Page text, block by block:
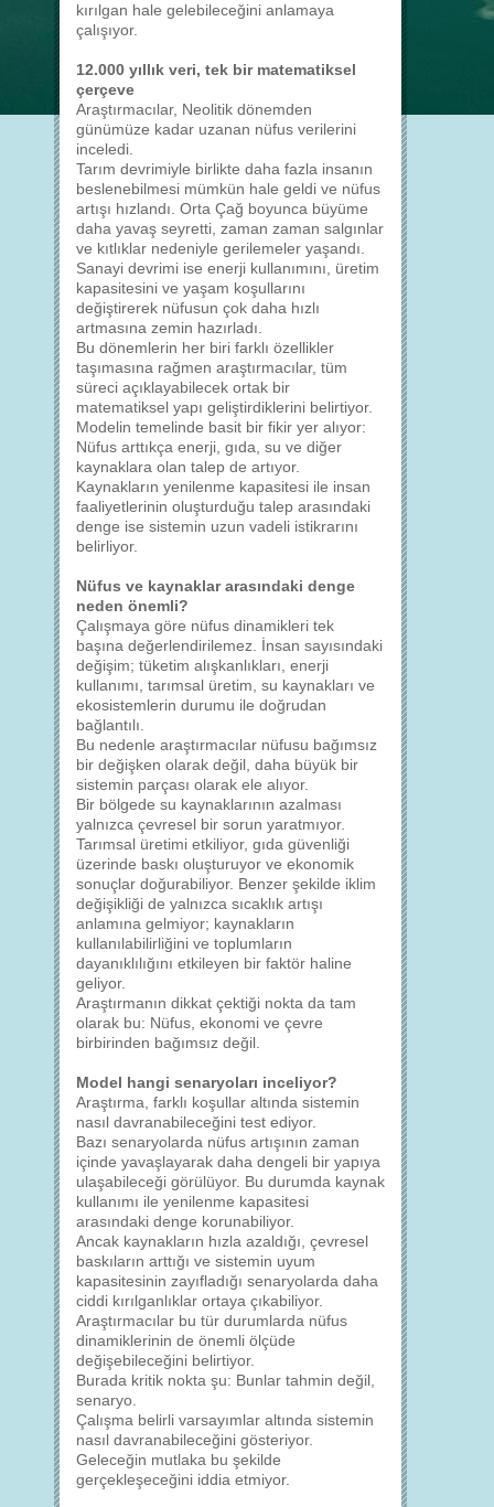
kırılgan hale gelebileceğini anlamaya
çalışıyor.
12.000 yıllık veri, tek bir matematiksel
çerçeve
Araştırmacılar, Neolitik dönemden
günümüze kadar uzanan nüfus verilerini
inceledi.
Tarım devrimiyle birlikte daha fazla insanın
beslenebilmesi mümkün hale geldi ve nüfus
artışı hızlandı. Orta Çağ boyunca büyüme
daha yavaş seyretti, zaman zaman salgınlar
ve kıtlıklar nedeniyle gerilemeler yaşandı.
Sanayi devrimi ise enerji kullanımını, üretim
kapasitesini ve yaşam koşullarını
değiştirerek nüfusun çok daha hızlı
artmasına zemin hazırladı.
Bu dönemlerin her biri farklı özellikler
taşımasına rağmen araştırmacılar, tüm
süreci açıklayabilecek ortak bir
matematiksel yapı geliştirdiklerini belirtiyor.
Modelin temelinde basit bir fikir yer alıyor:
Nüfus arttıkça enerji, gıda, su ve diğer
kaynaklara olan talep de artıyor.
Kaynakların yenilenme kapasitesi ile insan
faaliyetlerinin oluşturduğu talep arasındaki
denge ise sistemin uzun vadeli istikrarını
belirliyor.
Nüfus ve kaynaklar arasındaki denge
neden önemli?
Çalışmaya göre nüfus dinamikleri tek
başına değerlendirilemez. İnsan sayısındaki
değişim; tüketim alışkanlıkları, enerji
kullanımı, tarımsal üretim, su kaynakları ve
ekosistemlerin durumu ile doğrudan
bağlantılı.
Bu nedenle araştırmacılar nüfusu bağımsız
bir değişken olarak değil, daha büyük bir
sistemin parçası olarak ele alıyor.
Bir bölgede su kaynaklarının azalması
yalnızca çevresel bir sorun yaratmıyor.
Tarımsal üretimi etkiliyor, gıda güvenliği
üzerinde baskı oluşturuyor ve ekonomik
sonuçlar doğurabiliyor. Benzer şekilde iklim
değişikliği de yalnızca sıcaklık artışı
anlamına gelmiyor; kaynakların
kullanılabilirliğini ve toplumların
dayanıklılığını etkileyen bir faktör haline
geliyor.
Araştırmanın dikkat çektiği nokta da tam
olarak bu: Nüfus, ekonomi ve çevre
birbirinden bağımsız değil.
Model hangi senaryoları inceliyor?
Araştırma, farklı koşullar altında sistemin
nasıl davranabileceğini test ediyor.
Bazı senaryolarda nüfus artışının zaman
içinde yavaşlayarak daha dengeli bir yapıya
ulaşabileceği görülüyor. Bu durumda kaynak
kullanımı ile yenilenme kapasitesi
arasındaki denge korunabiliyor.
Ancak kaynakların hızla azaldığı, çevresel
baskıların arttığı ve sistemin uyum
kapasitesinin zayıfladığı senaryolarda daha
ciddi kırılganlıklar ortaya çıkabiliyor.
Araştırmacılar bu tür durumlarda nüfus
dinamiklerinin de önemli ölçüde
değişebileceğini belirtiyor.
Burada kritik nokta şu: Bunlar tahmin değil,
senaryo.
Çalışma belirli varsayımlar altında sistemin
nasıl davranabileceğini gösteriyor.
Geleceğin mutlaka bu şekilde
gerçekleşeceğini iddia etmiyor.